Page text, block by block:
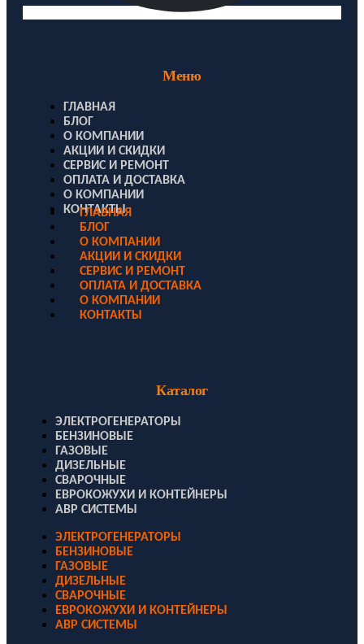
Меню
ГЛАВНАЯ
БЛОГ
О КОМПАНИИ
АКЦИИ И СКИДКИ
СЕРВИС И РЕМОНТ
ОПЛАТА И ДОСТАВКА
О КОМПАНИИ
КОНТАКТЫ
ГЛАВНАЯ
БЛОГ
О КОМПАНИИ
АКЦИИ И СКИДКИ
СЕРВИС И РЕМОНТ
ОПЛАТА И ДОСТАВКА
О КОМПАНИИ
КОНТАКТЫ
Каталог
ЭЛЕКТРОГЕНЕРАТОРЫ
БЕНЗИНОВЫЕ
ГАЗОВЫЕ
ДИЗЕЛЬНЫЕ
СВАРОЧНЫЕ
ЕВРОКОЖУХИ И КОНТЕЙНЕРЫ
АВР СИСТЕМЫ
ЭЛЕКТРОГЕНЕРАТОРЫ
БЕНЗИНОВЫЕ
ГАЗОВЫЕ
ДИЗЕЛЬНЫЕ
СВАРОЧНЫЕ
ЕВРОКОЖУХИ И КОНТЕЙНЕРЫ
АВР СИСТЕМЫ